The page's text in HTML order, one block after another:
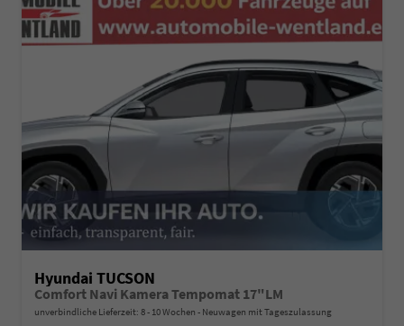
Hyundai TUCSON
Comfort Navi Kamera Tempomat 17"LM
unverbindliche Lieferzeit: 8 - 10 Wochen Neuwagen mit Tageszulassung